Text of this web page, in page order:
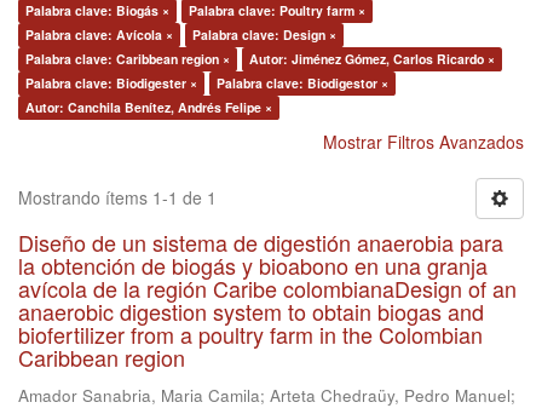
Palabra clave: Biogás ×
Palabra clave: Poultry farm ×
Palabra clave: Avícola ×
Palabra clave: Design ×
Palabra clave: Caribbean region ×
Autor: Jiménez Gómez, Carlos Ricardo ×
Palabra clave: Biodigester ×
Palabra clave: Biodigestor ×
Autor: Canchila Benítez, Andrés Felipe ×
Mostrar Filtros Avanzados
Mostrando ítems 1-1 de 1
Diseño de un sistema de digestión anaerobia para
la obtención de biogás y bioabono en una granja
avícola de la región Caribe colombianaDesign of an
anaerobic digestion system to obtain biogas and
biofertilizer from a poultry farm in the Colombian
Caribbean region
Amador Sanabria, Maria Camila; Arteta Chedraüy, Pedro Manuel;